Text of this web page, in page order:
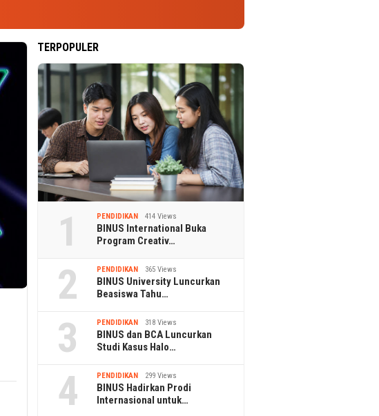
TERPOPULER
1 PENDIDIKAN 414 Views
BINUS International Buka
Program Creativ…
2 PENDIDIKAN 365 Views
BINUS University Luncurkan
Beasiswa Tahu…
3 PENDIDIKAN 318 Views
BINUS dan BCA Luncurkan
Studi Kasus Halo…
4 PENDIDIKAN 299 Views
BINUS Hadirkan Prodi
Internasional untuk…